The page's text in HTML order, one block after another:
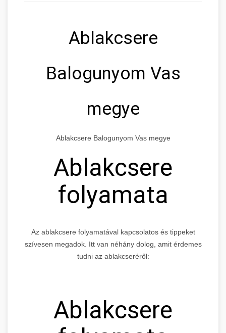
Ablakcsere
Balogunyom Vas
megye
Ablakcsere Balogunyom Vas megye
Ablakcsere
folyamata
Az ablakcsere folyamatával kapcsolatos és tippeket
szívesen megadok. Itt van néhány dolog, amit érdemes
tudni az ablakcseréről:
Ablakcsere